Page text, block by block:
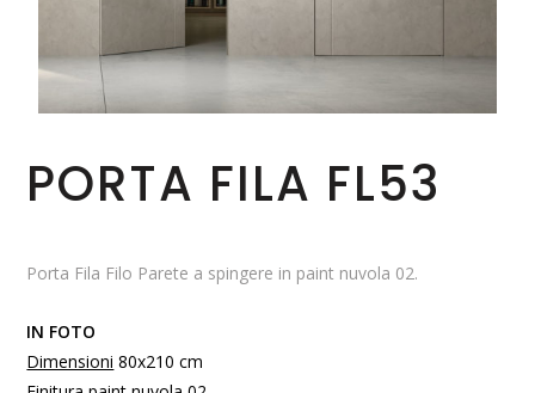
PORTA FILA FL53
Porta Fila Filo Parete a spingere in paint nuvola 02.
IN FOTO
Dimensioni 80x210 cm